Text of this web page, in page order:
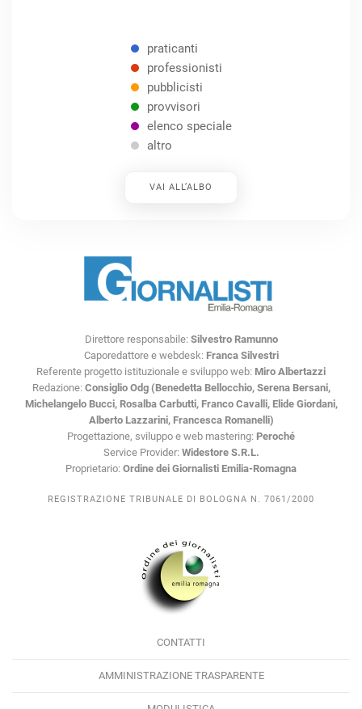
praticanti
professionisti
pubblicisti
provvisori
elenco speciale
altro
VAI ALL’ALBO
Direttore responsabile: Silvestro Ramunno
Caporedattore e webdesk: Franca Silvestri
Referente progetto istituzionale e sviluppo web: Miro Albertazzi
Redazione: Consiglio Odg (Benedetta Bellocchio, Serena Bersani,
Michelangelo Bucci, Rosalba Carbutti, Franco Cavalli, Elide Giordani,
Alberto Lazzarini, Francesca Romanelli)
Progettazione, sviluppo e web mastering: Peroché
Service Provider: Widestore S.R.L.
Proprietario: Ordine dei Giornalisti Emilia-Romagna
REGISTRAZIONE TRIBUNALE DI BOLOGNA N. 7061/2000
CONTATTI
AMMINISTRAZIONE TRASPARENTE